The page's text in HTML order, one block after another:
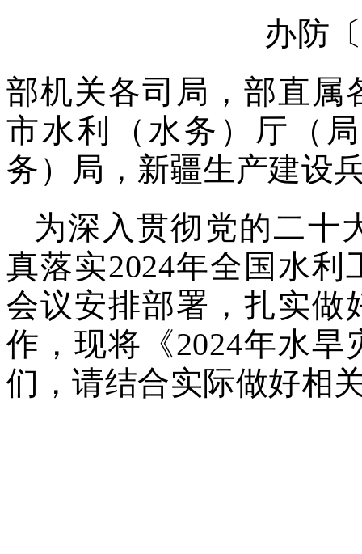
办防
部机关各司局，部直属
市水利（水务）厅（
务）局，新疆生产建设
为深入贯彻党的二十
真落实2024年全国水
会议安排部署，扎实做
作，现将《2024年水
们，请结合实际做好相